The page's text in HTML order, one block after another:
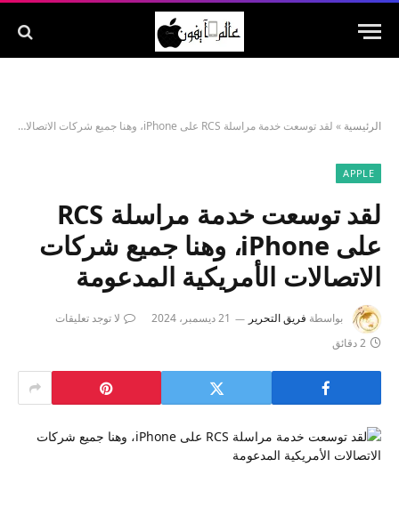
الرئيسية » لقد توسعت خدمة مراسلة RCS على iPhone، وهنا جميع شركات الاتصالات الأمريكية المدعومة
APPLE
لقد توسعت خدمة مراسلة RCS
على iPhone، وهنا جميع شركات
الاتصالات الأمريكية المدعومة
بواسطة فريق التحرير 21 ديسمبر، 2024
لا توجد تعليقات
2 دقائق